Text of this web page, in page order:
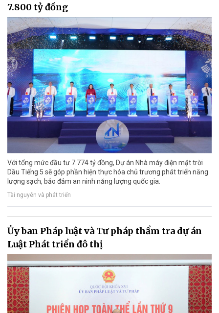
7.800 tỷ đồng
Với tổng mức đầu tư 7.774 tỷ đồng, Dự án Nhà máy điện mặt trời
Dầu Tiếng 5 sẽ góp phần hiện thực hóa chủ trương phát triển năng
lượng sạch, bảo đảm an ninh năng lượng quốc gia.
Tài nguyên và phát triển
Ủy ban Pháp luật và Tư pháp thẩm tra dự án
Luật Phát triển đô thị